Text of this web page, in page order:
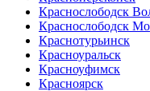
Краснослободск
Краснослободск
Краснотурьинск
Красноуральск
Красноуфимск
Красноярск